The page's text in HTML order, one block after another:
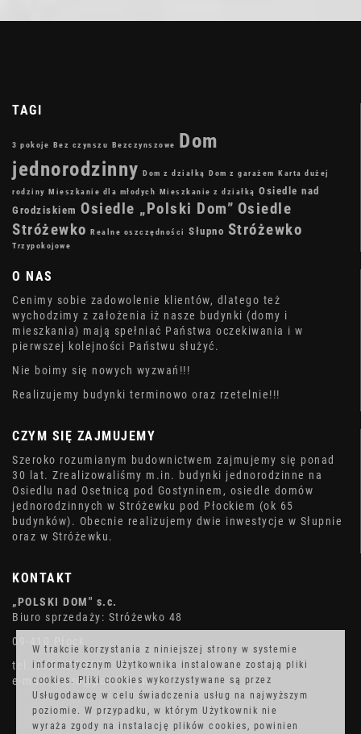
TAGI
3 pokoje Bez czynszu Bezczynszowe
Dom
jednorodzinny Dom z działką Dom z garażem Karta dużej
rodziny Mieszkanie dla młodych Mieszkanie z działką Osiedle nad
Grodziskiem Osiedle „Polski Dom” Osiedle
Stróżewko Realne oszczędności Słupno Stróżewko
Trzypokojowe
O NAS
Cenimy sobie zadowolenie klientów, dlatego też
wychodzimy z założenia iż nasze budynki (domy i
mieszkania) mają spełniać Państwa oczekiwania i w
pierwszej kolejności Państwu służyć.
Nie boimy się nowych wyzwań!!!
Realizujemy budynki terminowo oraz rzetelnie!!!
CZYM SIĘ ZAJMUJEMY
Szeroko rozumianym budownictwem zajmujemy się ponad
30 lat. Zrealizowaliśmy m.in. budynki jednorodzinne na
Osiedlu nad Osetnicą pod Gostyninem, osiedle domów
jednorodzinnych w Stróżewku pod Płockiem (ok 65
budynków). Obecnie realizujemy dwie inwestycje w Słupnie
oraz w Stróżewku.
KONTAKT
„POLSKI DOM" s.c.
Biuro sprzedaży: Stróżewko 48
09-410 Płock
tel. 602 475 337
e-mail: biuro@polskidom.pl
W trakcie korzystania z niniejszej strony w systemie
informatycznym Użytkownika instalowane zostają pliki
cookies. Pliki cookies wykorzystywane są przez
Usługodawcę w celu świadczenia usług na najwyższym
poziomie. W przypadku, w którym Użytkownik nie
wyraża zgody na instalację plików cookies, powinien